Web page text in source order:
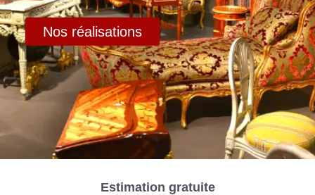
Nos réalisations
Estimation gratuite